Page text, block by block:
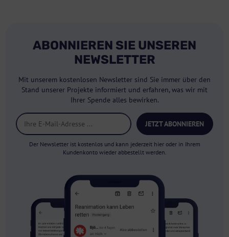
ABONNIEREN SIE UNSEREN
NEWSLETTER
Mit unserem kostenlosen Newsletter sind Sie immer über den
Stand unserer Projekte informiert und erfahren, was wir mit
Ihrer Spende alles bewirken.
JETZT ABONNIEREN
Der Newsletter ist kostenlos und kann jederzeit hier oder in Ihrem
Kundenkonto wieder abbestellt werden.